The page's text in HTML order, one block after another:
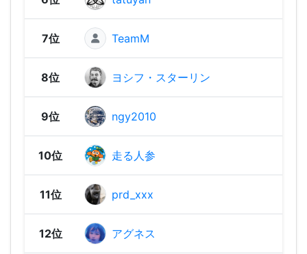
7位 TeamM
8位 ヨシフ・スターリン
9位 ngy2010
10位 走る人参
11位 prd_xxx
12位 アグネス